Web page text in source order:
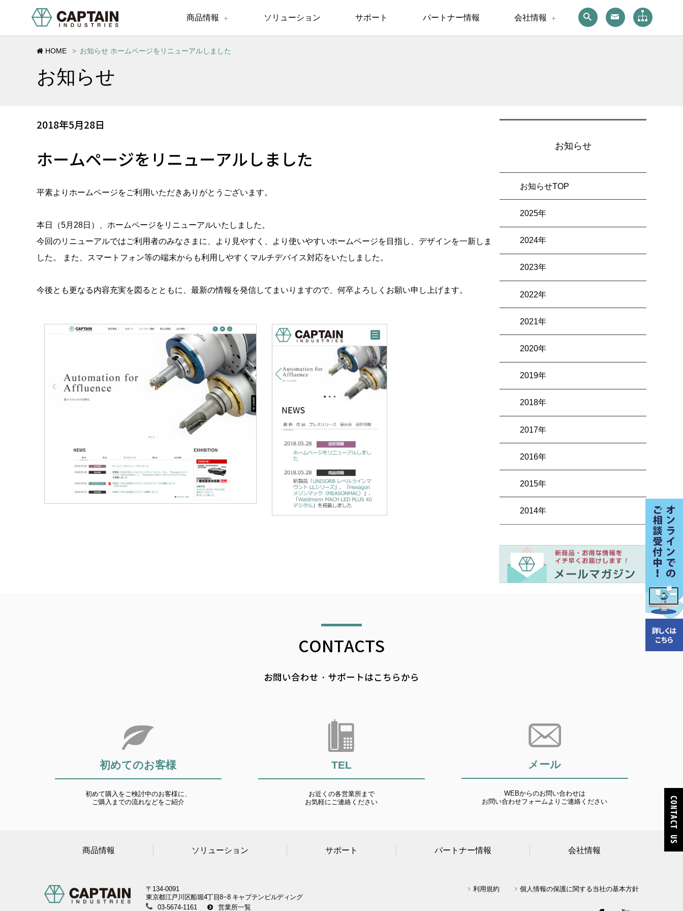
商品情報 ソリューション サポート パートナー情報 会社情報
HOME お知らせ ホームページをリニューアルしました
お知らせ
2018年5月28日
ホームページをリニューアルしました
平素よりホームページをご利用いただきありがとうございます。
本日（5月28日）、ホームページをリニューアルいたしました。
今回のリニューアルではご利用者のみなさまに、より見やすく、より使いやすいホームページを目指し、デザインを一新しま
した。 また、スマートフォン等の端末からも利用しやすくマルチデバイス対応をいたしました。
今後とも更なる内容充実を図るとともに、最新の情報を発信してまいりますので、何卒よろしくお願い申し上げます。
お知らせ
お知らせTOP
2025年
2024年
2023年
2022年
2021年
2020年
2019年
2018年
2017年
2016年
2015年
2014年
CONTACTS
お問い合わせ・サポートはこちらから
初めてのお客様
初めて購入をご検討中のお客様に、
ご購入までの流れなどをご紹介
TEL
お近くの各営業所まで
お気軽にご連絡ください
メール
WEBからのお問い合わせは
お問い合わせフォームよりご連絡ください
商品情報 ソリューション サポート パートナー情報 会社情報
〒134-0091
東京都江戸川区船堀4丁目8−8 キャプテンビルディング
03-5674-1161
営業所一覧
利用規約 個人情報の保護に関する当社の基本方針